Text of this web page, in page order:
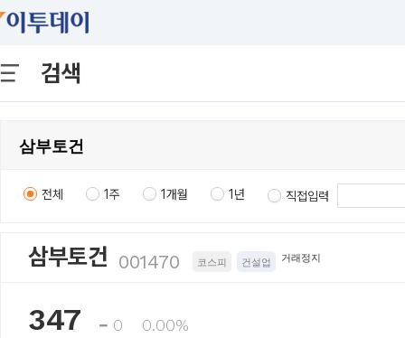
검색
전체 1주 1개월 1년 직접입력
삼부토건 001470 코스피 건설업 거래정지
347 0 0.00%